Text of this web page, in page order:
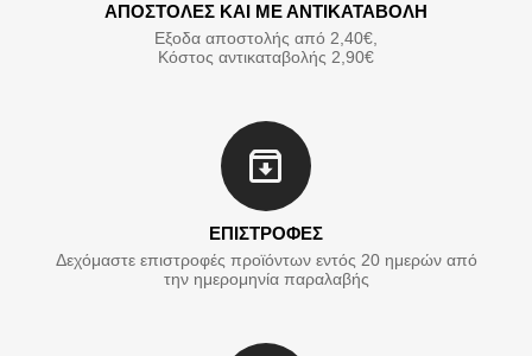
ΑΠΟΣΤΟΛΕΣ ΚΑΙ ΜΕ ΑΝΤΙΚΑΤΑΒΟΛΗ
Εξοδα αποστολής από 2,40€,
Κόστος αντικαταβολής 2,90€
ΕΠΙΣΤΡΟΦΕΣ
Δεχόμαστε επιστροφές προϊόντων εντός 20 ημερών από
την ημερομηνία παραλαβής